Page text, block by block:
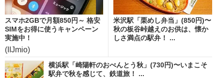
スマホ2GBで月額850円～ 格安
SIMをお得に使うキャンペーン
実施中！
(IIJmio)
米沢駅「栗めし弁当」(850円)〜
秋の板谷峠越えのお供は、懐か
しさ満点の駅弁！ ...
横浜駅「崎陽軒のおべんとう秋」(730円)〜いまこそ
駅弁で秋を感じて、鉄道旅！ ...